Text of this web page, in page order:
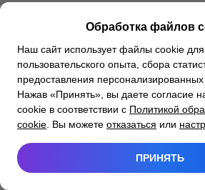
Обработка файлов
Наш сайт использует файлы cookie
пользовательского опыта, сбора
предоставления
Нажав «Принять», вы даете согласие
cookie в соответствии с Политикой
cookie . Вы можете отказаться или
ПРИНЯТЬ